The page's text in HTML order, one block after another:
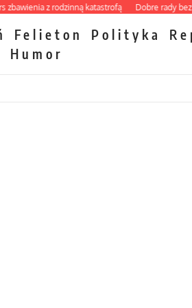
z rodzinną katastrofą Dobre rady bez
Felieton Polityka
Humor